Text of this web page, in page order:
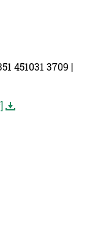
451031 3709 |